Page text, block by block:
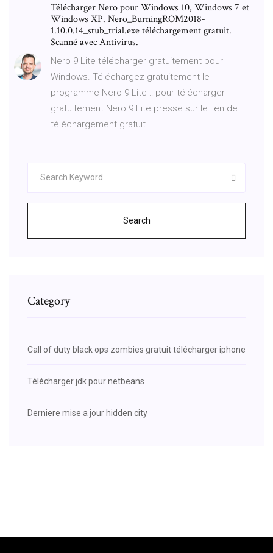
Télécharger Nero pour Windows 10, Windows 7 et
Windows XP. Nero_BurningROM2018-
1.10.0.14_stub_trial.exe téléchargement gratuit.
Scanné avec Antivirus.
Nero 9 Lite télécharger gratuitement pour
Windows. Téléchargez gratuitement le
programme Nero 9 Lite :: pour télécharger
gratuitement Nero 9 Lite presse sur le lien de
téléchargement gratuit …
Search
Category
Call of duty black ops zombies gratuit télécharger iphone
Télécharger jdk pour netbeans
Derniere mise a jour hidden city